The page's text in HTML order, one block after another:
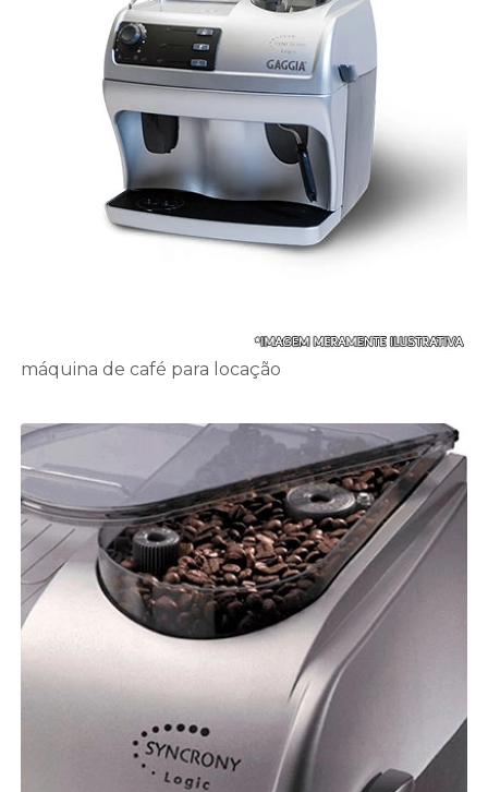
máquina de café para locação